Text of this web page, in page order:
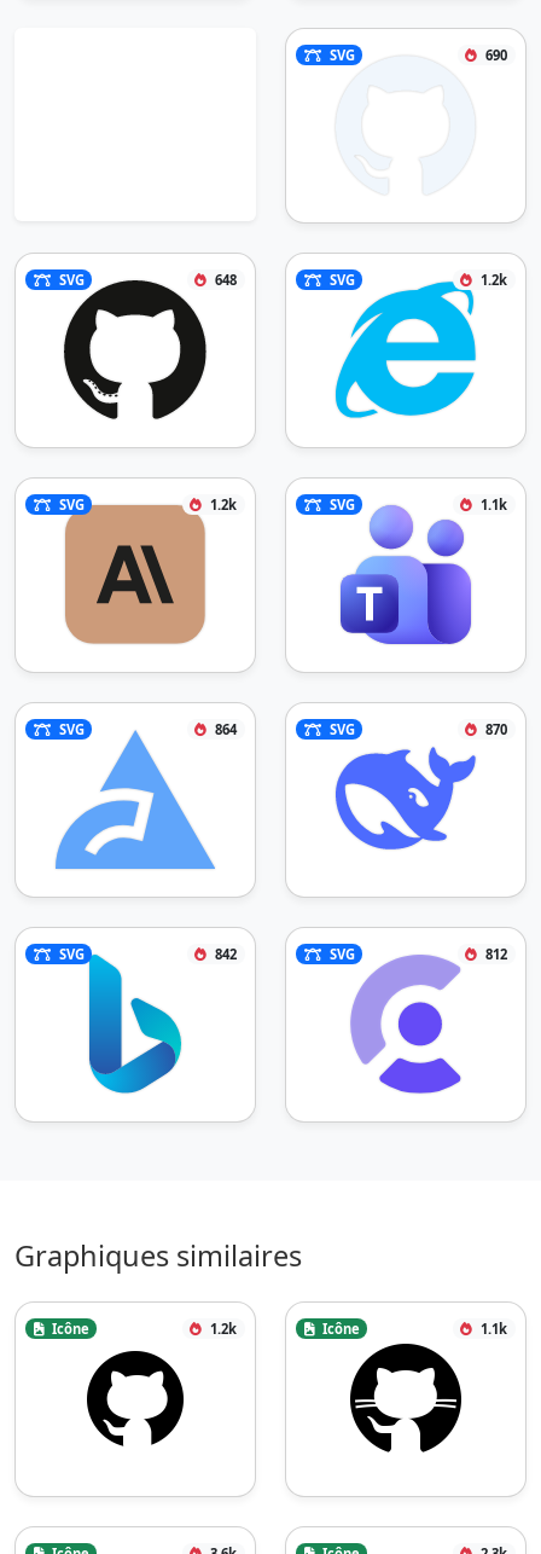
SVG 690
SVG 648 SVG 1.2k
SVG 1.2k SVG 1.1k
SVG 864 SVG 870
SVG 842 SVG 812
Graphiques similaires
Icône 1.2k Icône 1.1k